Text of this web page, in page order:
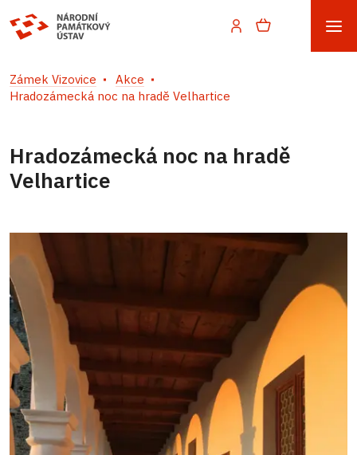
Zámek Vizovice
Akce
Hradozámecká noc na hradě Velhartice
Hradozámecká noc na hradě
Velhartice